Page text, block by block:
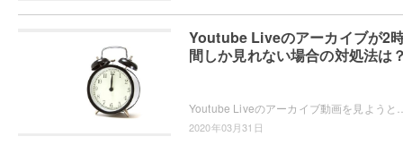
Youtube Liveのアーカイブが2
間しか見れない場合の対処法は
2020年03月31日